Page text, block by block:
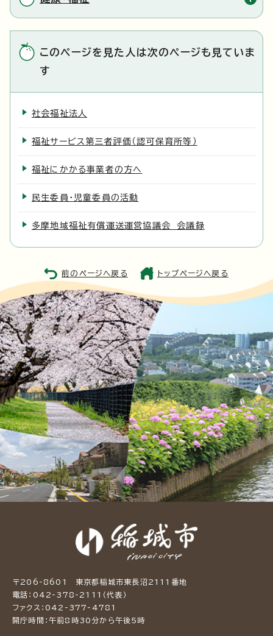
このページを見た人は次のページも見ていま
す
社会福祉法人
福祉サービス第三者評価（認可保育所等）
福祉にかかる事業者の方へ
民生委員・児童委員の活動
多摩地域福祉有償運送運営協議会 会議録
前のページへ戻る トップページへ戻る
〒206-8601 東京都稲城市東長沼2111番地
電話：042-378-2111（代表）
ファクス：042-377-4781
開庁時間：午前8時30分から午後5時